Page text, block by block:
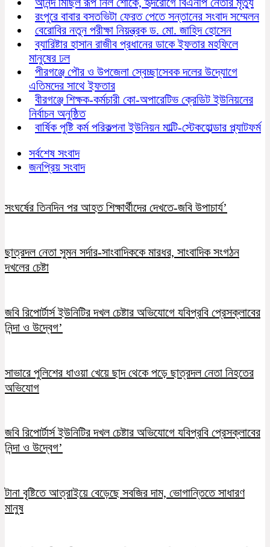
রংপুরে বাবার বসতভিটা ফেরত পেতে সন্তানের সংবাদ সম্মেলন
বেরোবির নতুন পরীক্ষা নিয়ন্ত্রক ড. মো. জাহিদ হোসেন
ব্যারিষ্টার হাসান রাজীব প্রধানের ডাকে ইফতার মহফিলে
মানুষের ঢল
পীরগঞ্জে পৌর ও উপজেলা স্বেচ্ছাসেবক দলের উদ্যোগে
এতিমদের সাথে ইফতার
বীরগঞ্জে শিক্ষক-কর্মচারী কো-অপারেটিভ ক্রেডিট ইউনিয়নের
নির্বাচন অনুষ্ঠিত
বার্ষিক পুষ্টি কর্ম পরিকল্পনা ইউনিয়ন মাল্টি-স্টেকহোল্ডার প্ল্যাটফর্ম
সর্বশেষ সংবাদ
জনপ্রিয় সংবাদ
সংঘর্ষের তিনদিন পর আহত শিক্ষার্থীদের দেখতে-জবি উপাচার্য’
ছাত্রদল নেতা সুমন সর্দার-সাংবাদিককে মারধর, সাংবাদিক সংগঠন
দখলের চেষ্টা
জবি রিপোর্টার্স ইউনিটির দখল চেষ্টার অভিযোগে যবিপ্রবি প্রেসক্লাবের
নিন্দা ও উদ্বেগ’
সাভারে পুলিশের ধাওয়া খেয়ে ছাদ থেকে পড়ে ছাত্রদল নেতা নিহতের
অভিযোগ
জবি রিপোর্টার্স ইউনিটির দখল চেষ্টার অভিযোগে যবিপ্রবি প্রেসক্লাবের
নিন্দা ও উদ্বেগ’
টানা বৃষ্টিতে আত্রাইয়ে বেড়েছে সবজির দাম, ভোগান্তিতে সাধারণ
মানুষ